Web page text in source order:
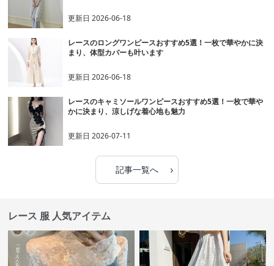
更新日2026-06-18
レースのロングワンピースおすすめ5選！一枚で華やかに決
まり、体型カバーも叶います
更新日2026-06-18
レースのキャミソールワンピースおすすめ5選！一枚で華や
かに決まり、涼しげな着心地も魅力
更新日2026-07-11
記事一覧へ ›
レース 服 人気アイテム